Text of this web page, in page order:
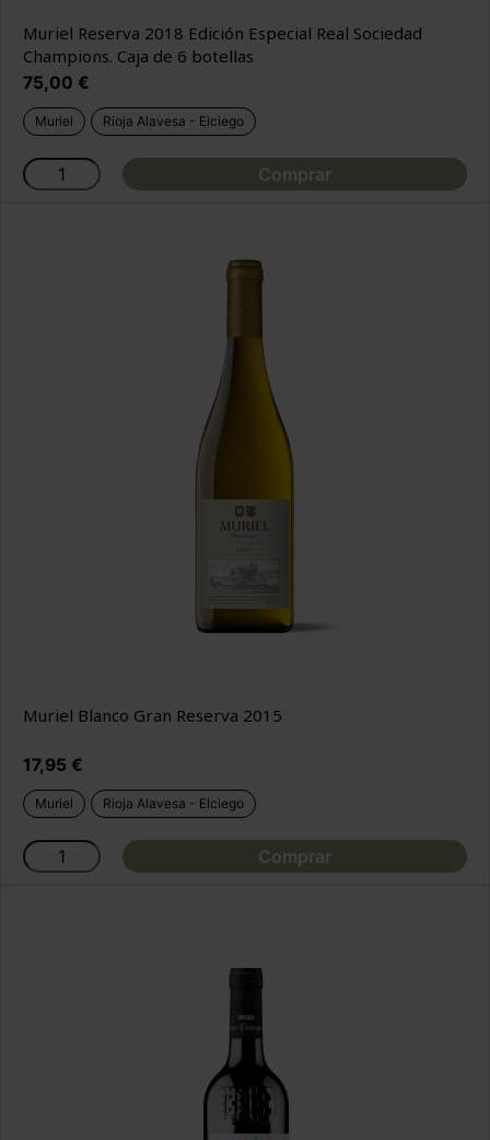
Muriel Reserva 2018 Edición Especial Real Sociedad
Champions. Caja de 6 botellas
Precio
75,00 €
Muriel Rioja Alavesa - Elciego
Comprar
Muriel Blanco Gran Reserva 2015
Precio
17,95 €
Muriel Rioja Alavesa - Elciego
Comprar